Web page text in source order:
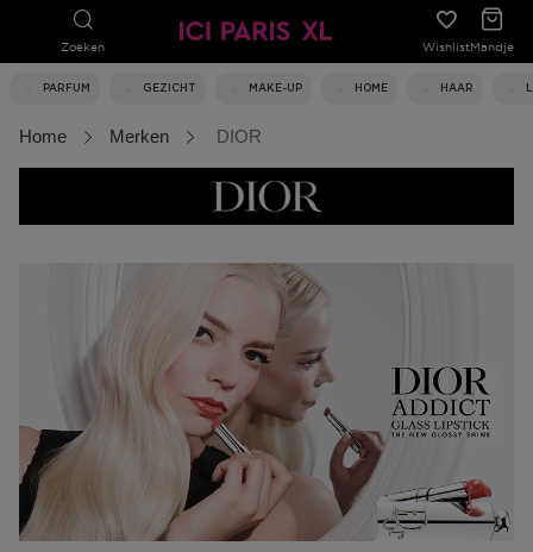
Zoeken WishlistMandje
PARFUM GEZICHT MAKE-UP HOME HAAR
Home Merken DIOR